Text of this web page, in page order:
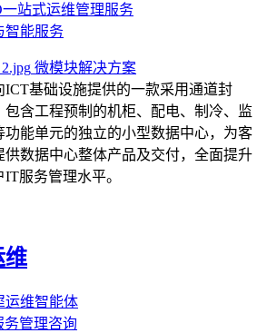
站式运维管理服务
智能服务
微模块解决方案
ICT基础设施提供的一款采用通道封
包含工程预制的机柜、配电、制冷、监
功能单元的独立的小型数据中心，为客
供数据中心整体产品及交付，全面提升
IT服务管理水平。
维
运维智能体
务管理咨询